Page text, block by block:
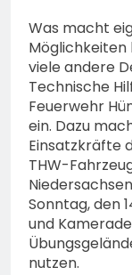
Was macht
Möglichkeiten
viele andere
Technische
Feuerwehr
ein. Dazu
Einsatzkräfte
THW-
Sonntag, den
und
nutzen.